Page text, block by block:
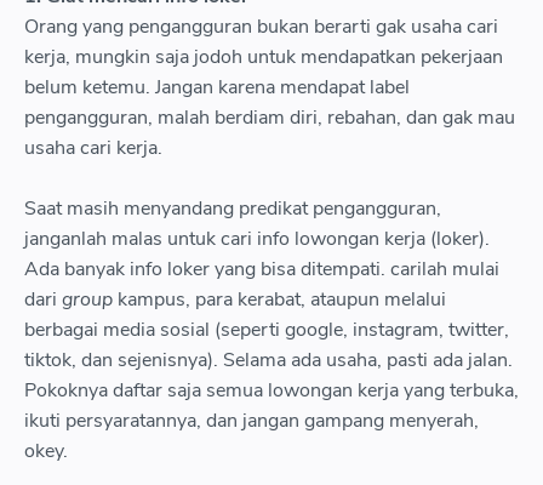
Orang yang pengangguran bukan berarti gak usaha cari
kerja, mungkin saja jodoh untuk mendapatkan pekerjaan
belum ketemu. Jangan karena mendapat label
pengangguran, malah berdiam diri, rebahan, dan gak mau
usaha cari kerja.
Saat masih menyandang predikat pengangguran,
janganlah malas untuk cari info lowongan kerja (loker).
Ada banyak info loker yang bisa ditempati. carilah mulai
dari group kampus, para kerabat, ataupun melalui
berbagai media sosial (seperti google, instagram, twitter,
tiktok, dan sejenisnya). Selama ada usaha, pasti ada jalan.
Pokoknya daftar saja semua lowongan kerja yang terbuka,
ikuti persyaratannya, dan jangan gampang menyerah,
okey.